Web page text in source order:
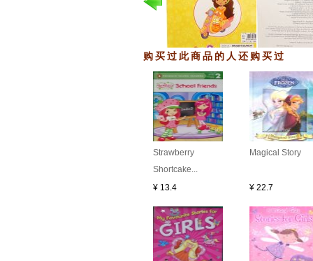
购买过此商品的人还购买过
Strawberry
Shortcake...
¥ 13.4
Magical Story
¥ 22.7